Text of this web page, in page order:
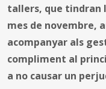
tallers, que tindran
mes de novembre,
acompanyar als
compliment al
a no causar un